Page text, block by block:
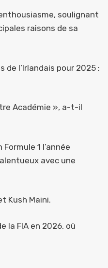
soulignant
raisons de sa
l’Irlandais pour 2025 :
Académie », a-t-il
1 l’année
avec une
Kush Maini.
la FIA en 2026, où